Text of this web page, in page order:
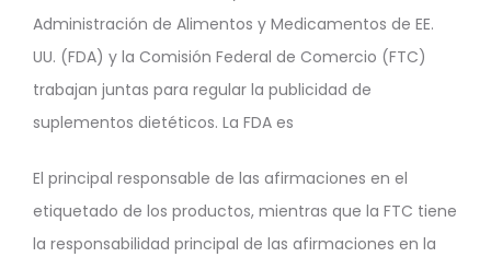
Administración de Alimentos y Medicamentos de EE.
UU. (FDA) y la Comisión Federal de Comercio (FTC)
trabajan juntas para regular la publicidad de
suplementos dietéticos. La FDA es
El principal responsable de las afirmaciones en el
etiquetado de los productos, mientras que la FTC tiene
la responsabilidad principal de las afirmaciones en la